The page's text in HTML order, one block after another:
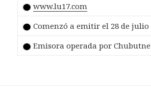
www.lu17.com
Comenzó a emitir el 28 de julio
Emisora operada por